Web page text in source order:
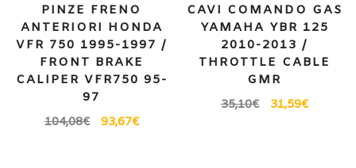
PINZE FRENO
ANTERIORI HONDA
VFR 750 1995-1997 /
FRONT BRAKE
CALIPER VFR750 95-
97
104,08€ 93,67€
CAVI COMANDO GAS
YAMAHA YBR 125
2010-2013 /
THROTTLE CABLE
GMR
35,10€ 31,59€